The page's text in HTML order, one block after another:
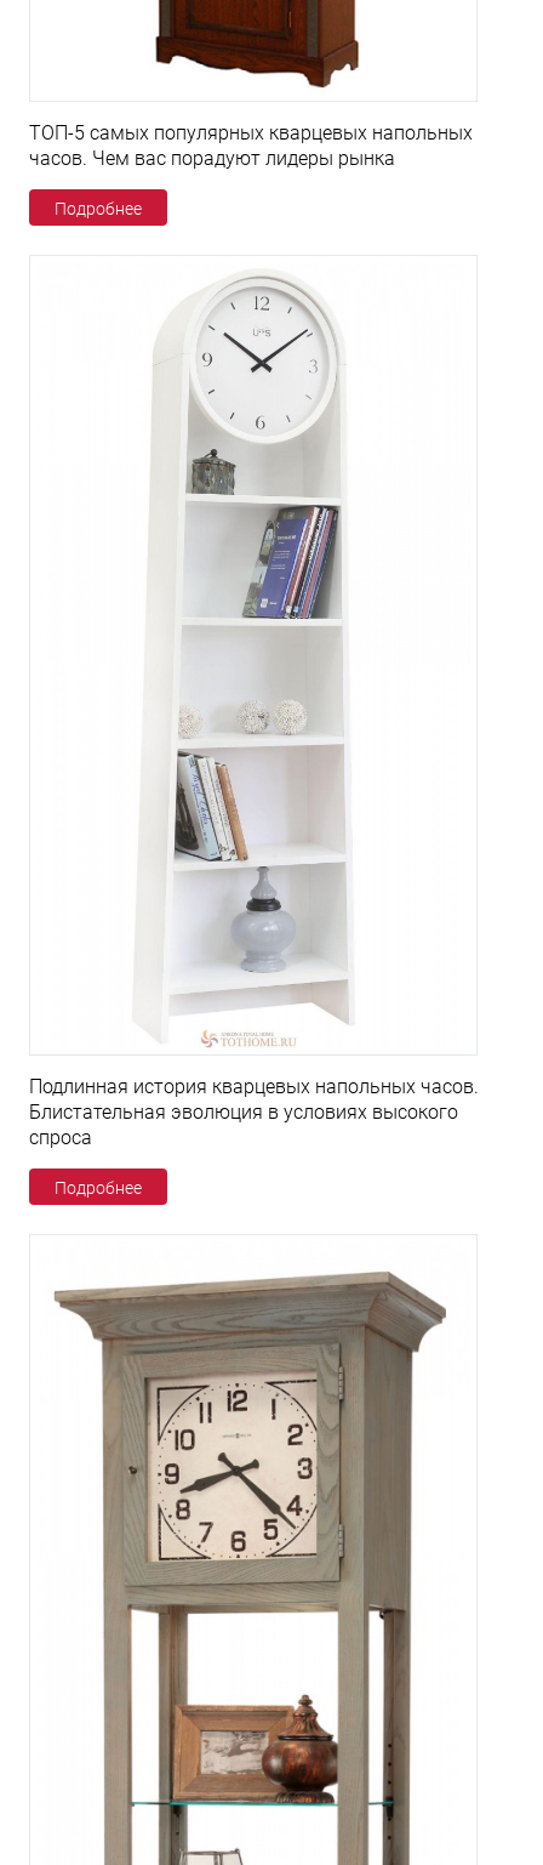
ТОП-5 самых популярных кварцевых напольных
часов. Чем вас порадуют лидеры рынка
Подробнее
Подлинная история кварцевых напольных часов.
Блистательная эволюция в условиях высокого
спроса
Подробнее